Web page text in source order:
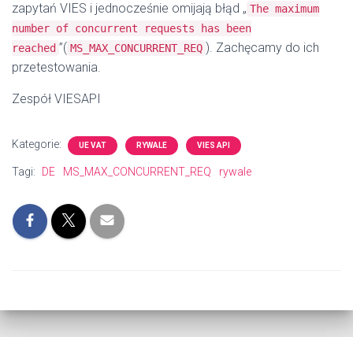
zapytań VIES i jednocześnie omijają błąd „ The maximum
number of concurrent requests has been
reached ”( MS_MAX_CONCURRENT_REQ ). Zachęcamy do ich
przetestowania.
Zespół VIESAPI
Kategorie: UE VAT RYWALE VIES API
Tagi: DE MS_MAX_CONCURRENT_REQ rywale